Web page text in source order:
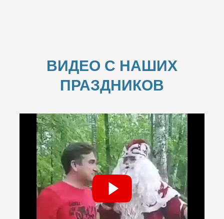
ВИДЕО С НАШИХ
ПРАЗДНИКОВ